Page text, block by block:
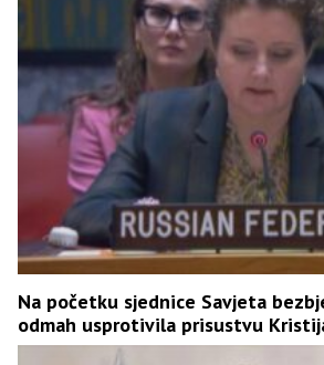
Na početku sjednice Savjeta
odmah usprotivila prisustvu